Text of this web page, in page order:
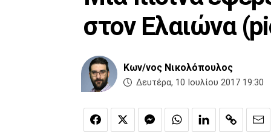
στον Ελαιώνα
Κων/νος Νικολόπουλος
Δευτέρα, 10 Ιουλίου 2017 19:30